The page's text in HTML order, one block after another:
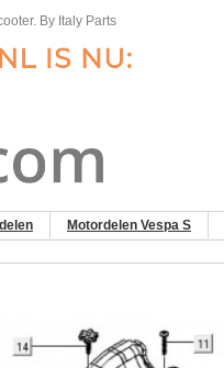
By Italy Parts
Motordelen Vespa S